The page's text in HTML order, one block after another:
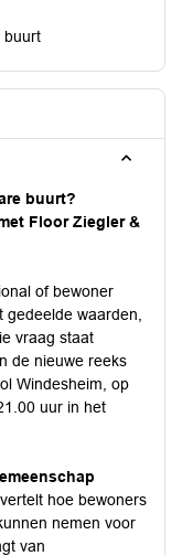
buurt
buurt?
Floor Ziegler &
of bewoner
waarden,
vraag staat
de nieuwe reeks
Windesheim, op
uur in het
hoe bewoners
nemen voor
van